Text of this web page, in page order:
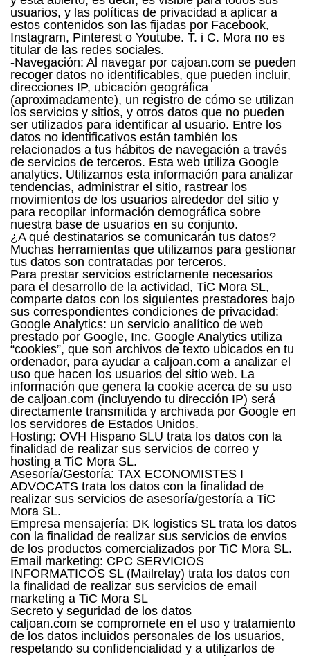
usuarios, y las políticas de privacidad a aplicar a
estos contenidos son las fijadas por Facebook,
Instagram, Pinterest o Youtube. T. i C. Mora no es
titular de las redes sociales.
-Navegación: Al navegar por cajoan.com se pueden
recoger datos no identificables, que pueden incluir,
direcciones IP, ubicación geográfica
(aproximadamente), un registro de cómo se utilizan
los servicios y sitios, y otros datos que no pueden
ser utilizados para identificar al usuario. Entre los
datos no identificativos están también los
relacionados a tus hábitos de navegación a través
de servicios de terceros. Esta web utiliza Google
analytics. Utilizamos esta información para analizar
tendencias, administrar el sitio, rastrear los
movimientos de los usuarios alrededor del sitio y
para recopilar información demográfica sobre
nuestra base de usuarios en su conjunto.
¿A qué destinatarios se comunicarán tus datos?
Muchas herramientas que utilizamos para gestionar
tus datos son contratadas por terceros.
Para prestar servicios estrictamente necesarios
para el desarrollo de la actividad, TiC Mora SL,
comparte datos con los siguientes prestadores bajo
sus correspondientes condiciones de privacidad:
Google Analytics: un servicio analítico de web
prestado por Google, Inc. Google Analytics utiliza
“cookies”, que son archivos de texto ubicados en tu
ordenador, para ayudar a caljoan.com a analizar el
uso que hacen los usuarios del sitio web. La
información que genera la cookie acerca de su uso
de caljoan.com (incluyendo tu dirección IP) será
directamente transmitida y archivada por Google en
los servidores de Estados Unidos.
Hosting: OVH Hispano SLU trata los datos con la
finalidad de realizar sus servicios de correo y
hosting a TiC Mora SL.
Asesoría/Gestoría: TAX ECONOMISTES I
ADVOCATS trata los datos con la finalidad de
realizar sus servicios de asesoría/gestoría a TiC
Mora SL.
Empresa mensajería: DK logistics SL trata los datos
con la finalidad de realizar sus servicios de envíos
de los productos comercializados por TiC Mora SL.
Email marketing: CPC SERVICIOS
INFORMATICOS SL (Mailrelay) trata los datos con
la finalidad de realizar sus servicios de email
marketing a TiC Mora SL
Secreto y seguridad de los datos
caljoan.com se compromete en el uso y tratamiento
de los datos incluidos personales de los usuarios,
respetando su confidencialidad y a utilizarlos de